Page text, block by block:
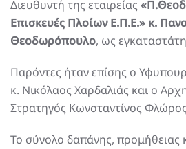
Διευθυντή της εταιρείας
Επισκευές Πλοίων Ε.Π.Ε.» κ.
Θεοδωρόπουλο, ως
Παρόντες ήταν επίσης ο
κ. Νικόλαος Χαρδαλιάς και ο
Στρατηγός Κωνσταντίνος
Το σύνολο δαπάνης, προμήθειας